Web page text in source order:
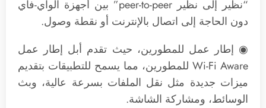
“نظير إلى نظير peer-to-peer” بين أجهزة الواي-فاي
دون الحاجة إلى اتصال بالإنترنت أو نقطة وصول.
◉ إطار عمل للمطورين، حيث تقدم أبل إطار عمل
Wi-Fi Aware للمطورين، مما يسمح للتطبيقات بتقديم
ميزات جديدة مثل نقل الملفات بسرعة عالية، وبث
الوسائط، ومشاركة الشاشة.